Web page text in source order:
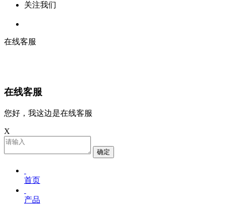
关注我们
在线客服
在线客服
您好，我这边是在线客服
X
确定
首页
产品